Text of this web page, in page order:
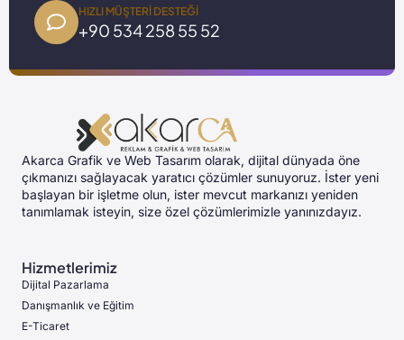
HIZLI MÜŞTERI DESTEĞI
+90 534 258 55 52
Akarca Grafik ve Web Tasarım olarak, dijital dünyada öne
çıkmanızı sağlayacak yaratıcı çözümler sunuyoruz. İster yeni
başlayan bir işletme olun, ister mevcut markanızı yeniden
tanımlamak isteyin, size özel çözümlerimizle yanınızdayız.
Hizmetlerimiz
Dijital Pazarlama
Danışmanlık ve Eğitim
E-Ticaret